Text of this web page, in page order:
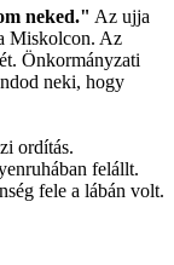
neked." Az ujja
Miskolcon. Az
Önkormányzati
neki, hogy
ordítás.
felállt.
fele a lábán volt.